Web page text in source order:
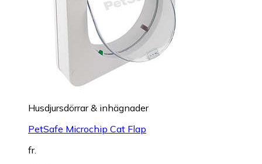
Husdjursdörrar & inhägnader
PetSafe Microchip Cat Flap
fr.